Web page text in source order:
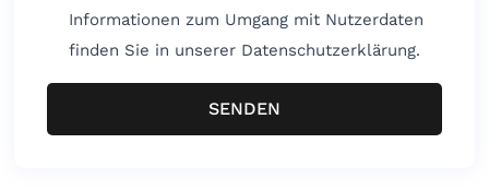
Informationen zum Umgang mit Nutzerdaten
finden Sie in unserer Datenschutzerklärung.
SENDEN